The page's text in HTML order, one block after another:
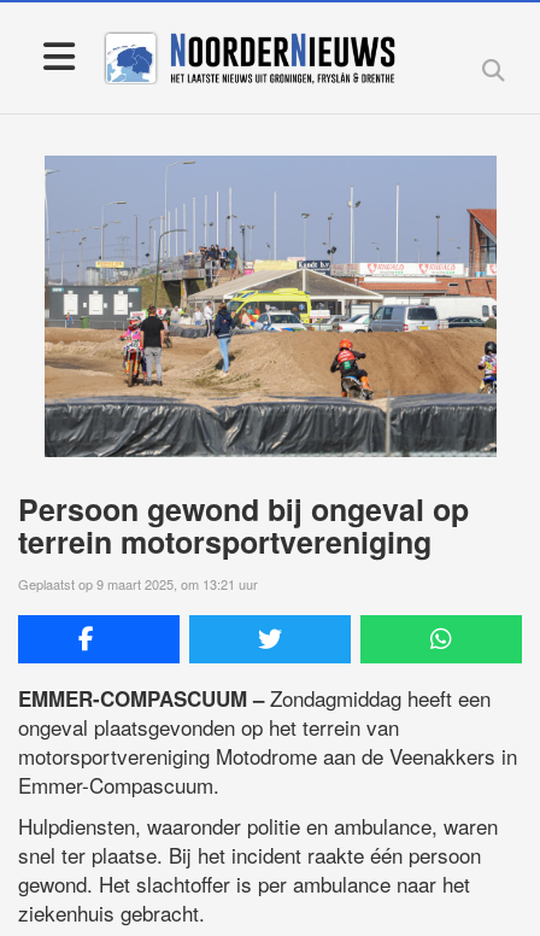
Persoon gewond bij ongeval op
terrein motorsportvereniging
Geplaatst op 9 maart 2025, om 13:21 uur
EMMER-COMPASCUUM –Zondagmiddag heeft een
ongeval plaatsgevonden op het terrein van
motorsportvereniging Motodrome aan de Veenakkers in
Emmer-Compascuum.
Hulpdiensten, waaronder politie en ambulance, waren
snel ter plaatse. Bij het incident raakte één persoon
gewond. Het slachtoffer is per ambulance naar het
ziekenhuis gebracht.